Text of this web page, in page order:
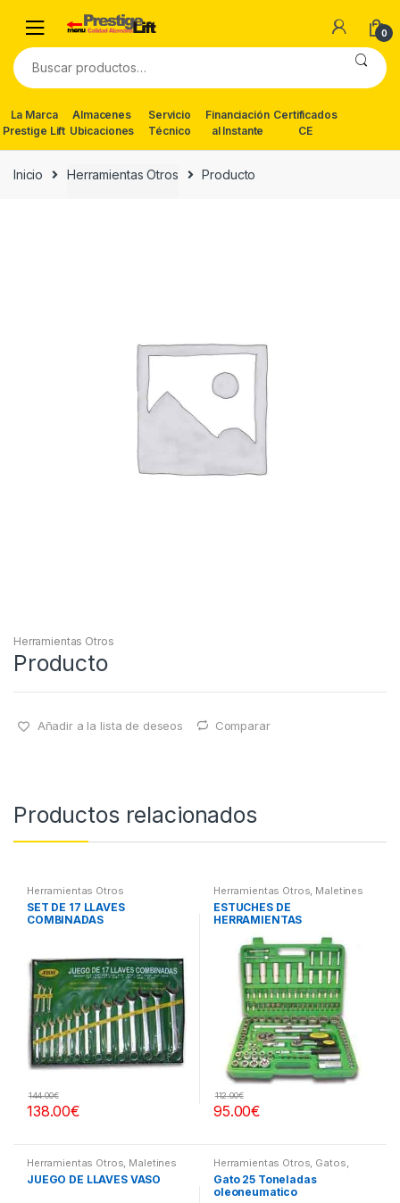
navigation
content
0
Buscar
por:
La Marca
Prestige Lift
Almacenes
Ubicaciones
Servicio
Técnico
Financiación
al Instante
Certificados
CE
Inicio Herramientas Otros Producto
Herramientas Otros
Producto
Añadir a la lista de deseos Comparar
Productos relacionados
Herramientas Otros
SET DE 17 LLAVES
COMBINADAS
138.00€
144.00€
Herramientas Otros, Maletines
Herramientas, Extractores,
Compresímetros, otros
ESTUCHES DE
HERRAMIENTAS
95.00€
112.00€
Herramientas Otros, Maletines
Herramientas, Extractores,
Compresímetros, otros
JUEGO DE LLAVES VASO
Herramientas Otros, Gatos,
Soportes y Hidraulica
Gato 25 Toneladas
oleoneumatico